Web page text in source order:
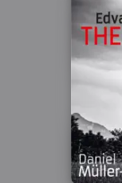
Radio